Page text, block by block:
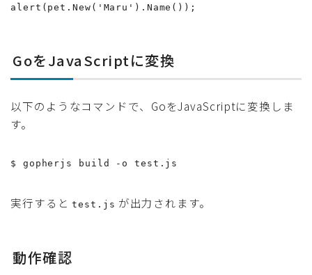
alert(pet.New('Maru').Name());
GoをJavaScriptに変換
以下のようなコマンドで、GoをJavaScriptに変換しま
す。
$ gopherjs build -o test.js
実行するとtest.js が出力されます。
動作確認